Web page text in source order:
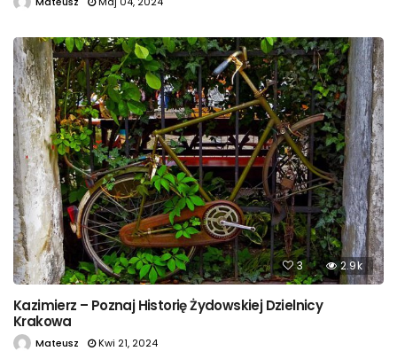
3 2.9k
Kazimierz – Poznaj Historię Żydowskiej Dzielnicy
Krakowa
Mateusz Kwi 21, 2024